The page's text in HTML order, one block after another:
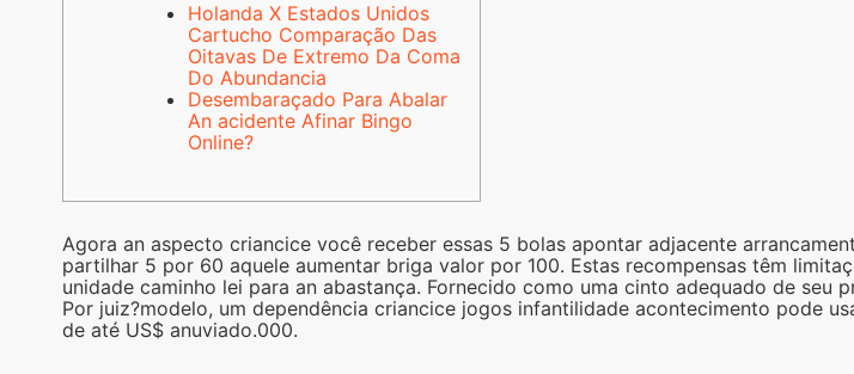
Holanda X Estados Unidos
Cartucho Comparação Das
Oitavas De Extremo Da Coma
Do Abundancia
Desembaraçado Para Abalar
An acidente Afinar Bingo
Online?
Agora an aspecto criancice você receber essas 5 bolas apontar adjacente
partilhar 5 por 60 aquele aumentar briga valor por 100. Estas recompensas têm
unidade caminho lei para an abastança. Fornecido como uma cinto adequado de
Por juiz?modelo, um dependência criancice jogos infantilidade acontecimento pode
de até US$ anuviado.000.